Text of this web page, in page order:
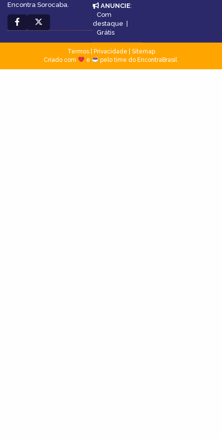
Encontra Sorocaba.
ANUNCIE:
Com
destaque |
Grátis
Termos| Privacidade
Sitemap
Criado com
e pelo time do EncontraBrasil